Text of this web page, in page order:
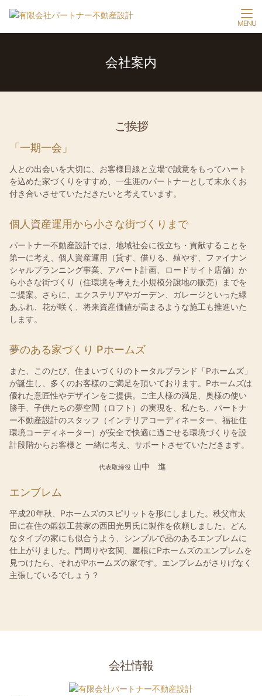
会社案内
ご挨拶
「一期一会」
人との出会いを大切に、お客様目線と立場で誠意をもってハート
を込めた家づくりをすすめ、一生涯のパートナーとして末永くお
付き合いさせていただきたいと考えています。
個人資産運用から小さな街づくりまで
パートナー不動産設計では、地域社会に役立ち・貢献することを
第一に考え、個人資産運用（貸す、借りる、殖やす、ファイナン
シャルプランニング事業、アパート計画、ロードサイト店舗）か
ら小さな街づくり（住環境を考えた小規模分譲地の販売）までを
ご提案。さらに、エクステリアやガーデン、ガレージといった緑
あふれ、花が咲く、将来資産価値が高まるような施工も推進いた
します。
夢のある家づくり Pホームズ
また、このたび、住まいづくりのトータルブランド「Pホームズ」
が誕生し、多くのお客様のご満足を頂いております。Pホームズは
優れた意匠性やデザインをご提供。ご主人様の満足、奥様の使い
勝手、子供たちの夢空間（ロフト）の実現を、私たち、パートナ
ー不動産設計のスタッフ（インテリアコーディネーター、福祉住
環境コーディネーター）が安全で快適に過ごせる環境づくりを設
計段階からお客様と 一緒に考え、サポートさせていただきます。
代表取締役山中 進
エンブレム
平成20年秋、Pホームズのスピリットを形にしました。秩父市太
田に在住の鍛鉄工芸家の西田光男氏に製作を依頼しました。どん
なタイプの家にも似合うよう、シンプルで品のあるエンブレムに
仕上がりました。門周りや玄関、屋根にPホームズのエンブレムを
見つけたら、それがPホームズの家です。エンブレムがさりげなく
主張しているでしょう？
会社情報